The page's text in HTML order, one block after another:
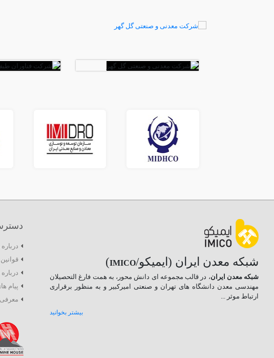
شبکه معدن ایران (ایمیکو/IMICO
)
شبکه معدن ایران، در قالب مجموعه ای دانش محور، به همت فارغ­ التحصیلان
مهندسی معدن دانشگاه ­های تهران و صنعتی امیرکبیر و به منظور برقراری
ارتباط موثر ...
بیشتر بخوانید
درباره
پیام